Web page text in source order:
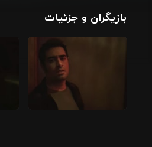
بازیگران و جزئیات